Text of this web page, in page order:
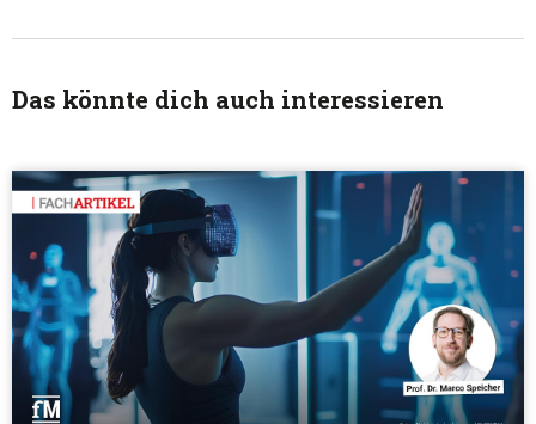
Das könnte dich auch interessieren